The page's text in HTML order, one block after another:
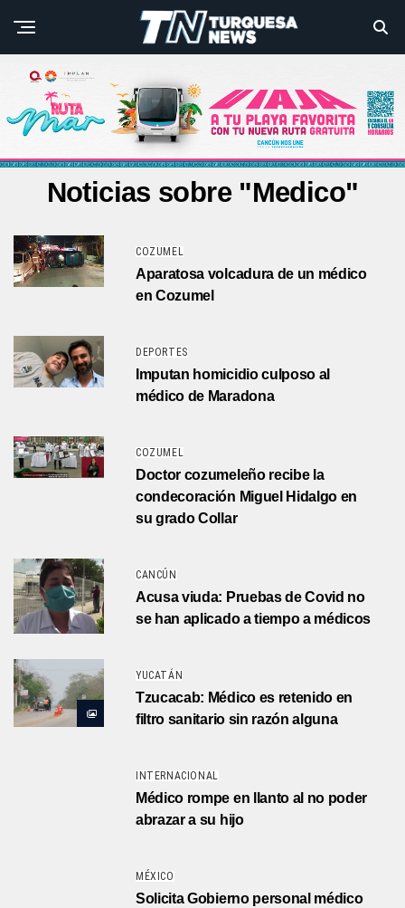
Noticias sobre "Medico"
COZUMEL
Aparatosa volcadura de un médico
en Cozumel
DEPORTES
Imputan homicidio culposo al
médico de Maradona
COZUMEL
Doctor cozumeleño recibe la
condecoración Miguel Hidalgo en
su grado Collar
CANCÚN
Acusa viuda: Pruebas de Covid no
se han aplicado a tiempo a médicos
YUCATÁN
Tzucacab: Médico es retenido en
filtro sanitario sin razón alguna
INTERNACIONAL
Médico rompe en llanto al no poder
abrazar a su hijo
MÉXICO
Solicita Gobierno personal médico